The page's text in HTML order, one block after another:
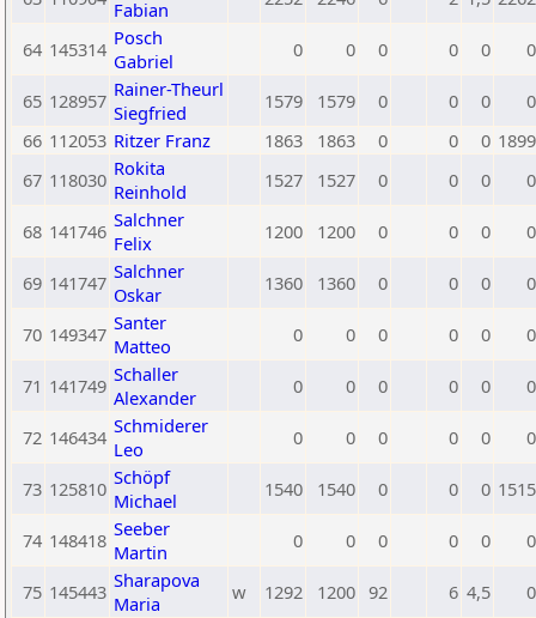
Fabian
64 145314 Posch
Gabriel
0 0 0 0 0 0
65 128957 Rainer-Theurl
Siegfried
1579 1579 0 0 0
0
66 112053 Ritzer Franz 1863 1863 0 0 0 1899
67 118030 Rokita
Reinhold
1527 1527 0 0 0 0
68 141746 Salchner
Felix
1200 1200 0 0 0 0
69 141747 Salchner
Oskar
1360 1360 0 0 0 0
70 149347 Santer
Matteo
0 0 0 0 0 0
71 141749 Schaller
Alexander
0 0 0 0 0 0
72 146434 Schmiderer
Leo
0 0 0 0 0 0
73 125810 Schöpf
Michael
1540 1540 0 0 0 1515
74 148418 Seeber
Martin
0 0 0 0 0 0
75 145443 Sharapova
Maria
w 1292 1200 92 6 4,5 0